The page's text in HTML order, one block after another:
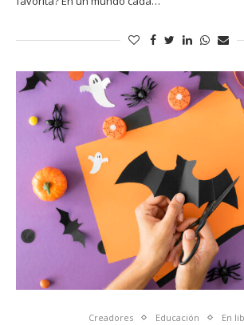
Creadores Educación En